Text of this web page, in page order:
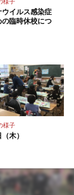
ウイルス感染症
臨時休校につ
様子
木）